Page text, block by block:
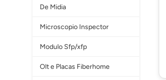
De Midia
Microscopio Inspector
Modulo Sfp/xfp
Olt e Placas Fiberhome